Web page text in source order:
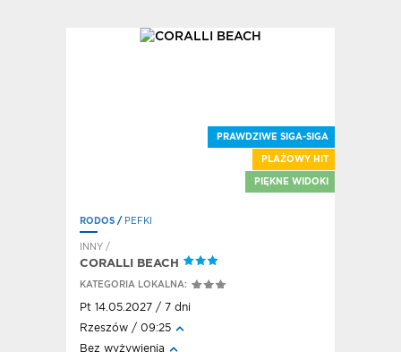
PRAWDZIWE SIGA-SIGA
PLAŻOWY HIT
PIĘKNE WIDOKI
RODOS / PEFKI
INNY /
CORALLI BEACH
KATEGORIA LOKALNA:
Pt 14.05.2027 / 7 dni
Rzeszów / 09:25
Bez wyżywienia